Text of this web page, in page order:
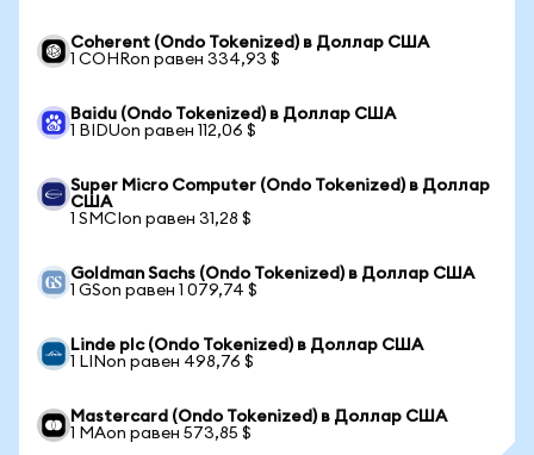
Coherent (Ondo Tokenized) в Доллар США
1 COHRon равен 334,93 $
Baidu (Ondo Tokenized) в Доллар США
1 BIDUon равен 112,06 $
Super Micro Computer (Ondo Tokenized) в Доллар
США
1 SMCIon равен 31,28 $
Goldman Sachs (Ondo Tokenized) в Доллар США
1 GSon равен 1 079,74 $
Linde plc (Ondo Tokenized) в Доллар США
1 LINon равен 498,76 $
Mastercard (Ondo Tokenized) в Доллар США
1 MAon равен 573,85 $